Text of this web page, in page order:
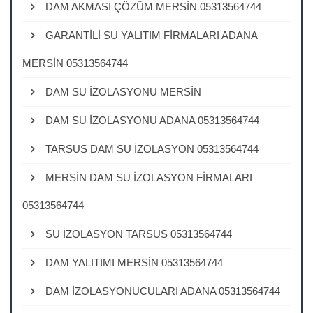
DAM AKMASI ÇÖZÜM MERSİN 05313564744
GARANTİLİ SU YALITIM FİRMALARI ADANA
MERSİN 05313564744
DAM SU İZOLASYONU MERSİN
DAM SU İZOLASYONU ADANA 05313564744
TARSUS DAM SU İZOLASYON 05313564744
MERSİN DAM SU İZOLASYON FİRMALARI
05313564744
SU İZOLASYON TARSUS 05313564744
DAM YALITIMI MERSİN 05313564744
DAM İZOLASYONUCULARI ADANA 05313564744